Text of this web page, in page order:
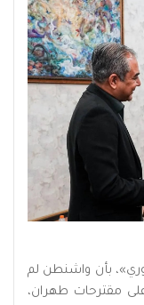
بأن واشنطن لم
مقترحات طهران،